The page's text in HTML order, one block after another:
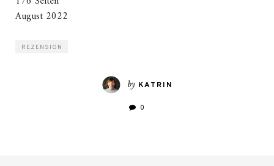
August 2022
REZENSION
by KATRIN
0